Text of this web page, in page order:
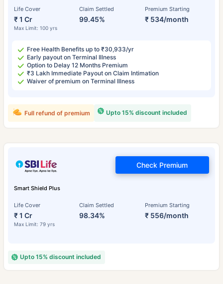
Life Cover
₹ 1 Cr
Max Limit: 100 yrs
Claim Settled
99.45%
Premium Starting
₹ 534/month
Free Health Benefits up to ₹30,933/yr
Early payout on Terminal Illness
Option to Delay 12 Months Premium
₹3 Lakh Immediate Payout on Claim Intimation
Waiver of premium on Terminal Illness
Upto 15% discount included
Full refund of premium
Smart Shield Plus
Life Cover
₹ 1 Cr
Max Limit: 79 yrs
Claim Settled
98.34%
Premium Starting
₹ 556/month
Check Premium
Upto 15% discount included